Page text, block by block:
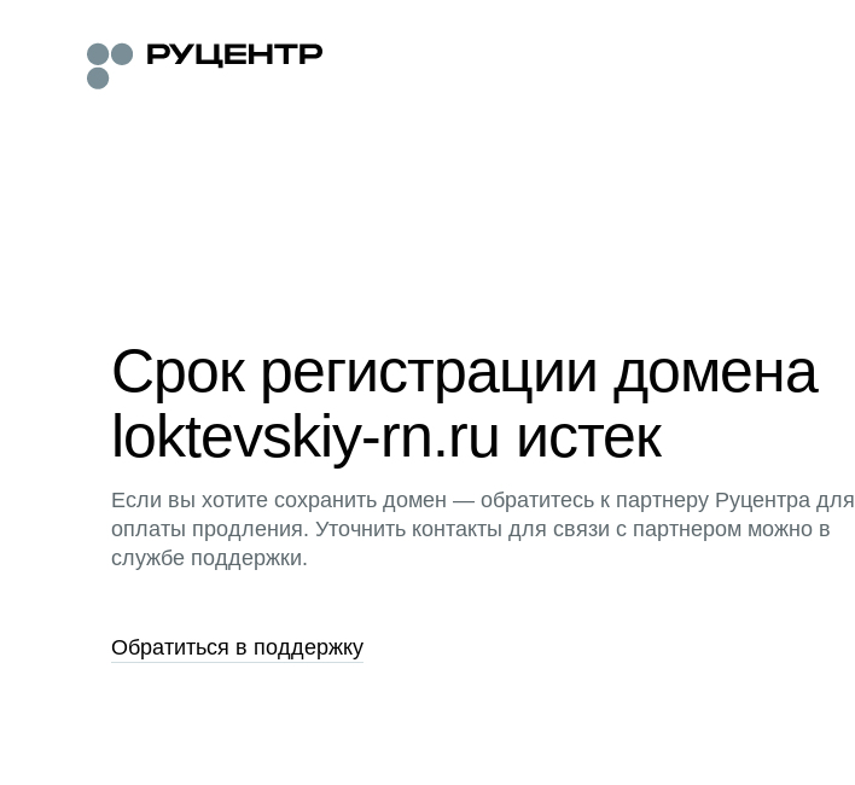
Срок регистрации домена
loktevskiy-rn.ru истек
Если вы хотите сохранить домен — обратитесь к партнеру Руцентра для
оплаты продления. Уточнить контакты для связи с партнером можно в
службе поддержки.
Обратиться в поддержку